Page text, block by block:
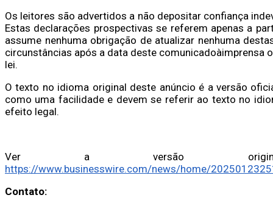
Os leitores são advertidos a não depositar confiança
Estas declarações prospectivas se referem apenas a
assume nenhuma obrigação de atualizar nenhuma
circunstâncias após a data deste comunicadoàimprensa
lei.
O texto no idioma original deste anúncio é a versão
como uma facilidade e devem se referir ao texto no
efeito legal.
Ver a versão original
https://www.businesswire.com/news/home/
Contato: